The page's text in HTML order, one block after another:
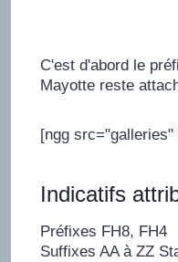
C'est d'abord le
Mayotte reste
[ngg
Indicatifs
Préfixes FH8, FH4
Suffixes AA à ZZ